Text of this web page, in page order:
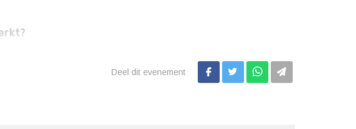
Deel dit evenement